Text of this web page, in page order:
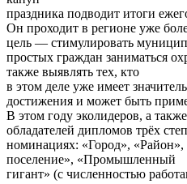
праздника подводит итоги
Он проходит в регионе уже
цель — стимулировать
простых граждан заниматься
также выявлять тех, кто
в этом деле уже имеет
достижения и может быть
В этом году эколидеров, а также
обладателей дипломов трёх
номинациях: «Город», «Район»,
поселение», «Промышленный
гигант» (с численностью